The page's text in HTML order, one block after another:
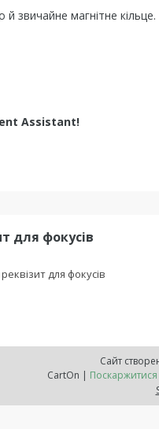
звичайне магнітне кільце.
Assistant!
для фокусів
для фокусів
Сайт
CartOn |